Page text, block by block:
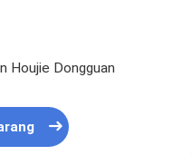
Houjie Dongguan